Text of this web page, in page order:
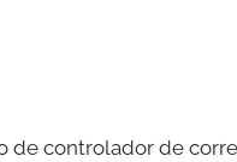
de controlador de